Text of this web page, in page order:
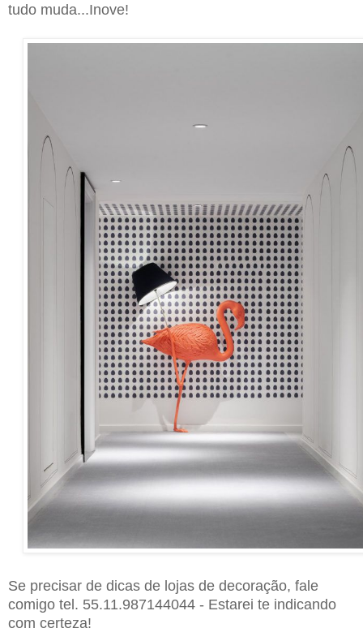
tudo muda...Inove!
Se precisar de dicas de lojas de decoração, fale
comigo tel. 55.11.987144044 - Estarei te indicando
com certeza!